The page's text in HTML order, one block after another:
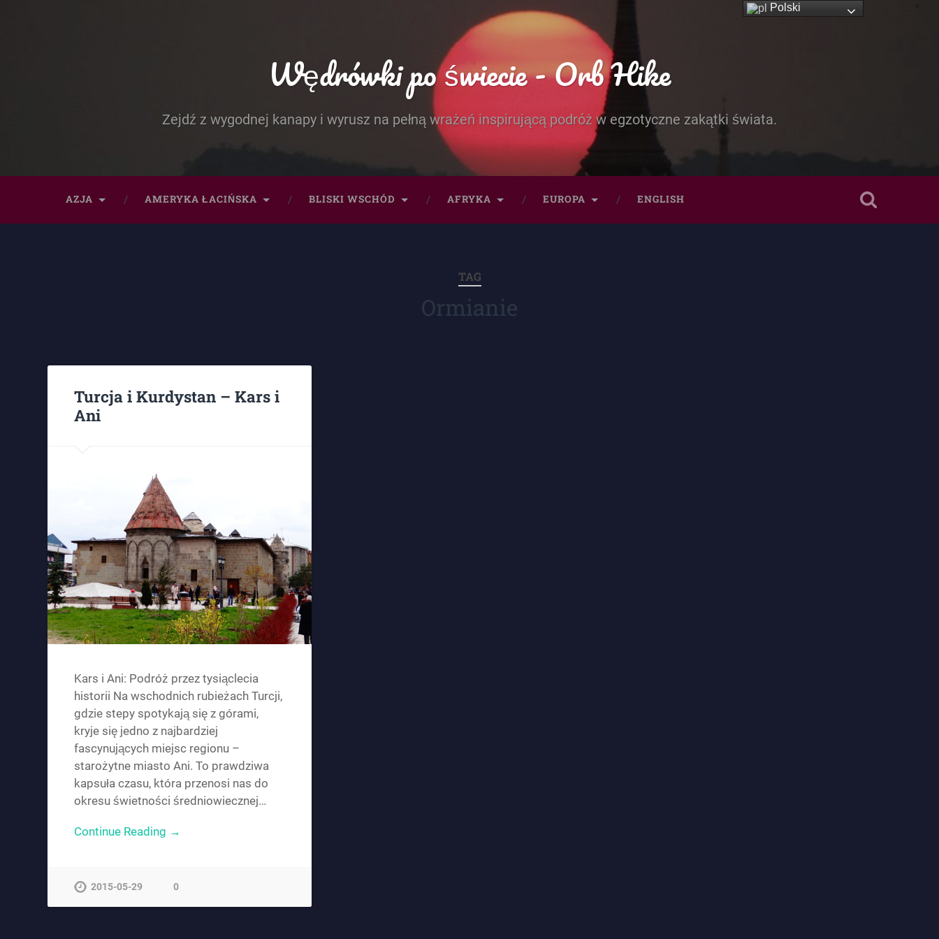
Wędrówki po świecie - Orb Hike
Zejdź z wygodnej kanapy i wyrusz na pełną wrażeń inspirującą podróż w egzotyczne zakątki świata.
AZJA AMERYKA ŁACIŃSKA BLISKI WSCHÓD AFRYKA EUROPA ENGLISH
TAG
Ormianie
Turcja i Kurdystan – Kars i
Ani
Kars i Ani: Podróż przez tysiąclecia
historii Na wschodnich rubieżach Turcji,
gdzie stepy spotykają się z górami,
kryje się jedno z najbardziej
fascynujących miejsc regionu –
starożytne miasto Ani. To prawdziwa
kapsuła czasu, która przenosi nas do
okresu świetności średniowiecznej…
Continue Reading →
2015-05-29 0
Polski